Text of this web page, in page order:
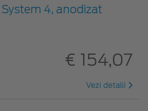
4, anodizat
€ 154,07
Vezi detalii